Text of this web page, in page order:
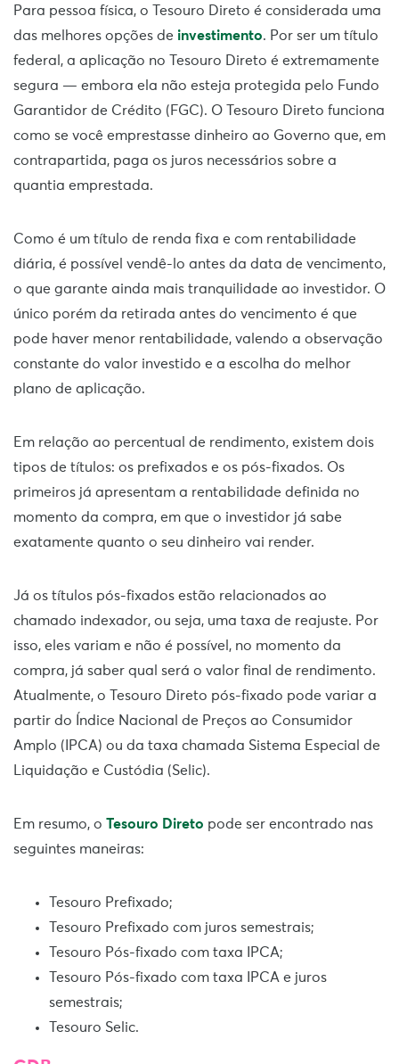
Para pessoa física, o Tesouro Direto é considerada uma
das melhores opções de investimento. Por ser um título
federal, a aplicação no Tesouro Direto é extremamente
segura — embora ela não esteja protegida pelo Fundo
Garantidor de Crédito (FGC). O Tesouro Direto funciona
como se você emprestasse dinheiro ao Governo que, em
contrapartida, paga os juros necessários sobre a
quantia emprestada.
Como é um título de renda fixa e com rentabilidade
diária, é possível vendê-lo antes da data de vencimento,
o que garante ainda mais tranquilidade ao investidor. O
único porém da retirada antes do vencimento é que
pode haver menor rentabilidade, valendo a observação
constante do valor investido e a escolha do melhor
plano de aplicação.
Em relação ao percentual de rendimento, existem dois
tipos de títulos: os prefixados e os pós-fixados. Os
primeiros já apresentam a rentabilidade definida no
momento da compra, em que o investidor já sabe
exatamente quanto o seu dinheiro vai render.
Já os títulos pós-fixados estão relacionados ao
chamado indexador, ou seja, uma taxa de reajuste. Por
isso, eles variam e não é possível, no momento da
compra, já saber qual será o valor final de rendimento.
Atualmente, o Tesouro Direto pós-fixado pode variar a
partir do Índice Nacional de Preços ao Consumidor
Amplo (IPCA) ou da taxa chamada Sistema Especial de
Liquidação e Custódia (Selic).
Em resumo, o Tesouro Direto pode ser encontrado nas
seguintes maneiras:
Tesouro Prefixado;
Tesouro Prefixado com juros semestrais;
Tesouro Pós-fixado com taxa IPCA;
Tesouro Pós-fixado com taxa IPCA e juros
semestrais;
Tesouro Selic.